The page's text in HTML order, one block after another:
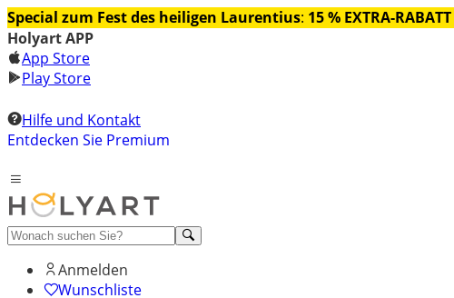
Special zum Fest des heiligen Laurentius: 15 % EXTRA-RABATT
Holyart APP
App Store
Play Store
Hilfe und Kontakt
Entdecken Sie Premium
Anmelden
Wunschliste